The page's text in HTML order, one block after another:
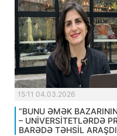
15:11 04.03.2026
“BUNU ƏMƏK
– UNİVERSİTETLƏRDƏ
BARƏDƏ TƏHSİL